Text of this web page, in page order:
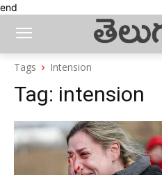
end
Tags Intension
Tag: intension